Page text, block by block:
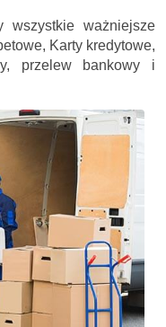
wszystkie ważniejsze
Karty kredytowe,
przelew bankowy i